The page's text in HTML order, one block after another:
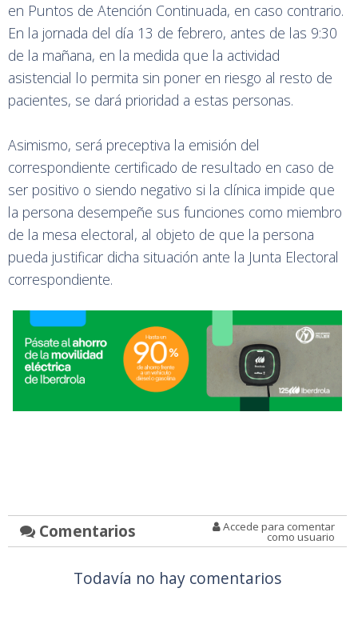
en Puntos de Atención Continuada, en caso contrario.
En la jornada del día 13 de febrero, antes de las 9:30
de la mañana, en la medida que la actividad
asistencial lo permita sin poner en riesgo al resto de
pacientes, se dará prioridad a estas personas.
Asimismo, será preceptiva la emisión del
correspondiente certificado de resultado en caso de
ser positivo o siendo negativo si la clínica impide que
la persona desempeñe sus funciones como miembro
de la mesa electoral, al objeto de que la persona
pueda justificar dicha situación ante la Junta Electoral
correspondiente.
Comentarios Accede para comentar
como usuario
Todavía no hay comentarios